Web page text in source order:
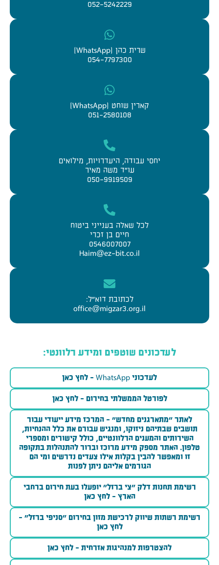
052-5242229
שרית כהן (WhatsApp)
054-7797300
קארין שוחט (WhatsApp)
051-2580108
יחסי עבודה, היעדרויות, מילואים
עו"ד משה מאיר
050-9919509
לכל שאלה בענייני ביטוח
חיים בן זכרי
0546007007
Haim@ez-bit.co.il
לכתובת דוא"ל:
office@migzar3.org.il
לעדכונים שוטפים ומידע רלוונטי:
לעדכוני WhatsApp - לחץ כאן
לפורטל הממשלתי בחירום - לחץ כאן
לאתר "מתארגנים מחדש" - המרכז מידע ייעודי עבור
תושבים שבתיהם ניזוקו, ומנגיש עבורם את כלל ההנחיות,
השירותים והמענים הרלוונטיים, כולל קישורים ומספרי
טלפון. האתר מספק מידע מרוכז וברור להתנהלות בתקופה
זו ומאפשר להבין בקלות אילו צעדים נדרשים ומי הם
הגורמים אליהם ניתן לפנות
רשימת תחנות דלק "צי ברזל" יופעלו בעת חירום ברחבי
הארץ - לחץ כאן
רשימת רשתות שיווק לרכישת מזון בחירום "סניפי ברזל" -
לחץ כאן
להצטרפות למנהיגות אזרחית - לחץ כאן